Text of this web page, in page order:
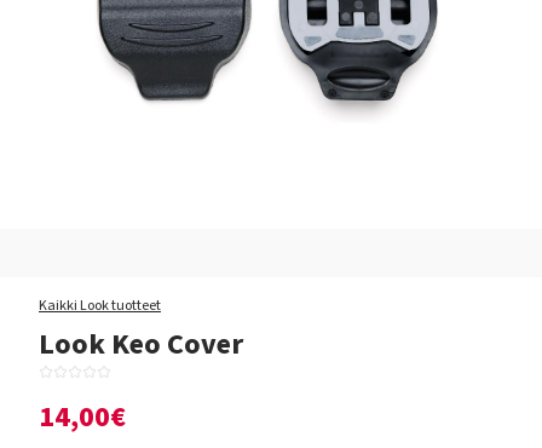
Kaikki Look tuotteet
Look Keo Cover
14,00€